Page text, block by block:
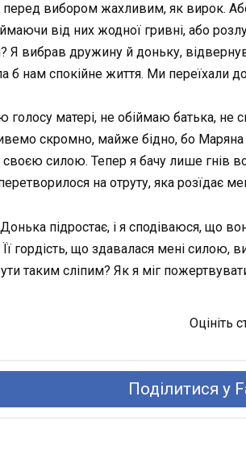
перед вибором жахливим, як вирок.
від них жодної гривні, або
Я вибрав дружину й доньку,
б нам спокійне життя. Ми переїхали
матері, не обіймаю батька, не
скромно, майже бідно, бо
силою. Тепер я бачу лише гнів
на отруту, яка розїдає
підростає, і я сподіваюся, що
гордість, що здавалася мені
таким сліпим? Як я міг
Оцініть
Поділитися у